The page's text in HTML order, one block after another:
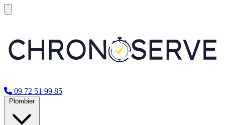
09 72 51 99 85
Plombier